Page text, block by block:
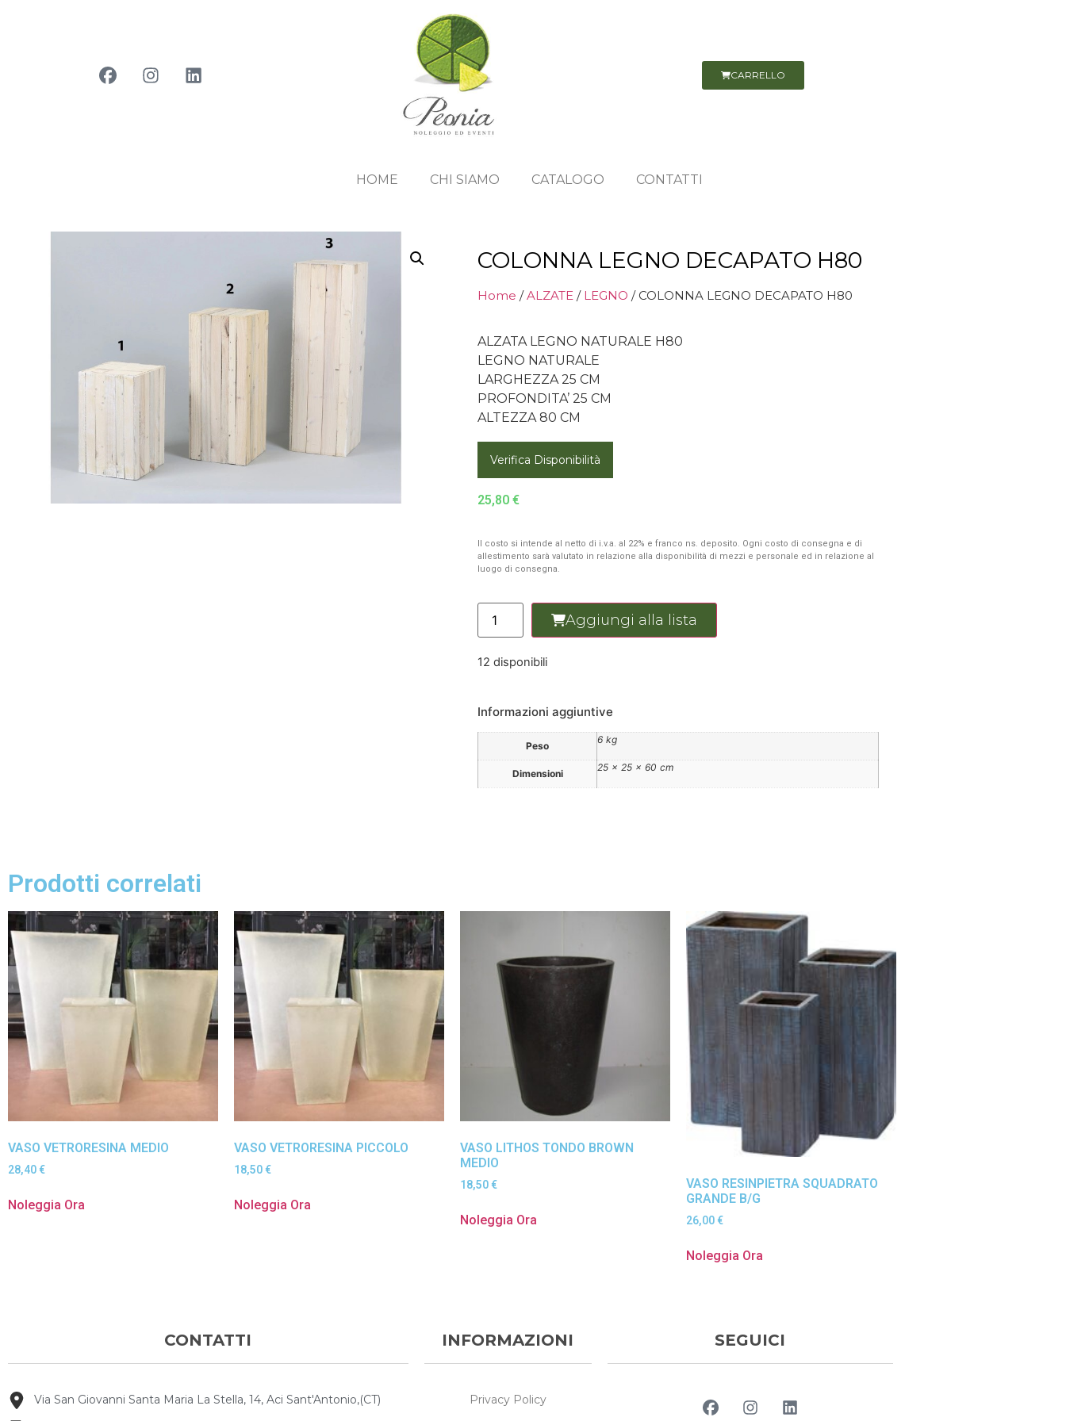
CARRELLO
HOME CHI SIAMO CATALOGO CONTATTI
COLONNA LEGNO DECAPATO H80
Home /ALZATE / LEGNO / COLONNA LEGNO DECAPATO H80
ALZATA LEGNO NATURALE H80
LEGNO NATURALE
LARGHEZZA 25 CM
PROFONDITA’ 25 CM
ALTEZZA 80 CM
Verifica Disponibilità
25,80 €
Il costo si intende al netto di i.v.a. al 22% e franco ns. deposito. Ogni costo di consegna e di
allestimento sarà valutato in relazione alla disponibilità di mezzi e personale ed in relazione al
luogo di consegna.
Aggiungi alla lista
12 disponibili
Informazioni aggiuntive
Peso
6 kg
Dimensioni
25 × 25 × 60 cm
Prodotti correlati
VASO VETRORESINA MEDIO
28,40 €
Noleggia Ora
VASO VETRORESINA PICCOLO
18,50 €
Noleggia Ora
VASO LITHOS TONDO BROWN
MEDIO
18,50 €
Noleggia Ora
VASO RESINPIETRA SQUADRATO
GRANDE B/G
26,00 €
Noleggia Ora
CONTATTI
Via San Giovanni Santa Maria La Stella, 14, Aci Sant'Antonio,(CT)
INFORMAZIONI
Privacy Policy
SEGUICI